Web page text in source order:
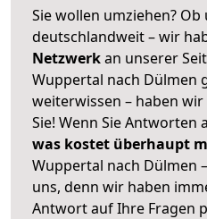
Sie wollen umziehen?
deutschlandweit – wir
Netzwerkan unserer
Wuppertal nach Dülmen
weiterwissen – haben
Sie! Wenn Sie Antworten
was kostet überhaupt
Wuppertal nach Dülmen
uns, denn wir haben
Antwort auf Ihre Fragen